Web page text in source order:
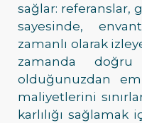
sağlar: referanslar,
sayesinde,
zamanlı olarak
zamanda
olduğunuzdan
maliyetlerini
karlılığı